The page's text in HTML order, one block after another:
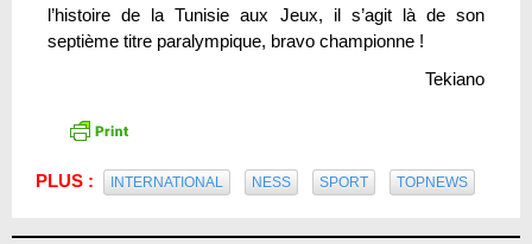
l’histoire de la Tunisie aux Jeux, il s’agit là de son
septième titre paralympique, bravo championne !
Tekiano
PLUS : INTERNATIONAL NESS SPORT TOPNEWS